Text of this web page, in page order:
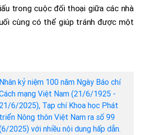
trong cuộc đối thoại giữa các nhà
cùng có thể giúp tránh được một
Nhân kỷ niệm 100 năm Ngày Báo chí
mạng Việt Nam (21/6/1925 -
21/6/2025), Tạp chí Khoa học Phát
triển Nông thôn Việt Nam ra số 99
2025) với nhiều nội dung hấp dẫn.